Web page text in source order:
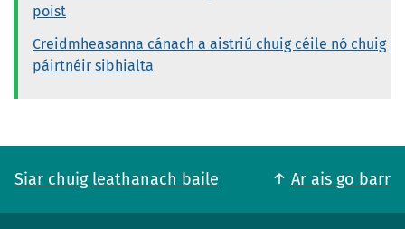
poist
Creidmheasanna cánach a aistriú chuig céile nó chuig
páirtnéir sibhialta
Siar chuig leathanach baile Ar ais go barr